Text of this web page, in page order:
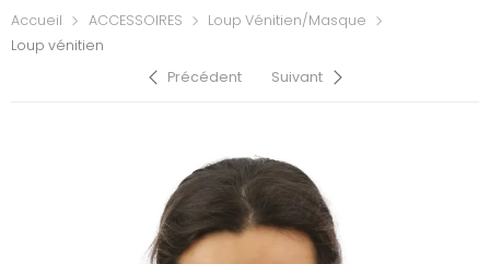
Accueil ACCESSOIRES
Loup Vénitien/Masque
Loup vénitien
Précédent
Suivant